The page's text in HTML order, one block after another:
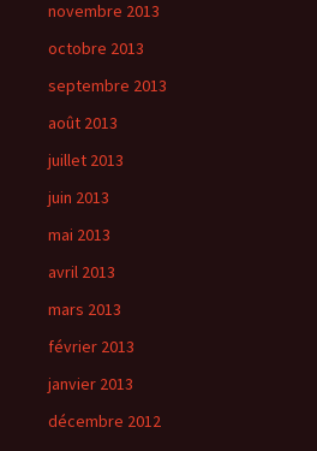
novembre 2013
octobre 2013
septembre 2013
août 2013
juillet 2013
juin 2013
mai 2013
avril 2013
mars 2013
février 2013
janvier 2013
décembre 2012